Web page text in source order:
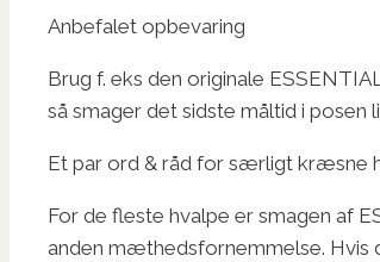
Anbefalet opbevaring
Brug f. eks den originale
så smager det sidste måltid i posen
Et par ord & råd for særligt kræsne
For de fleste hvalpe er smagen af
anden mæthedsfornemmelse. Hvis